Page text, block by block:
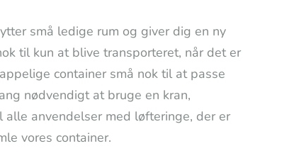
små ledige rum og giver dig en ny
til kun at blive transporteret, når det er
container små nok til at passe
nødvendigt at bruge en kran,
anvendelser med løfteringe, der er
vores container.